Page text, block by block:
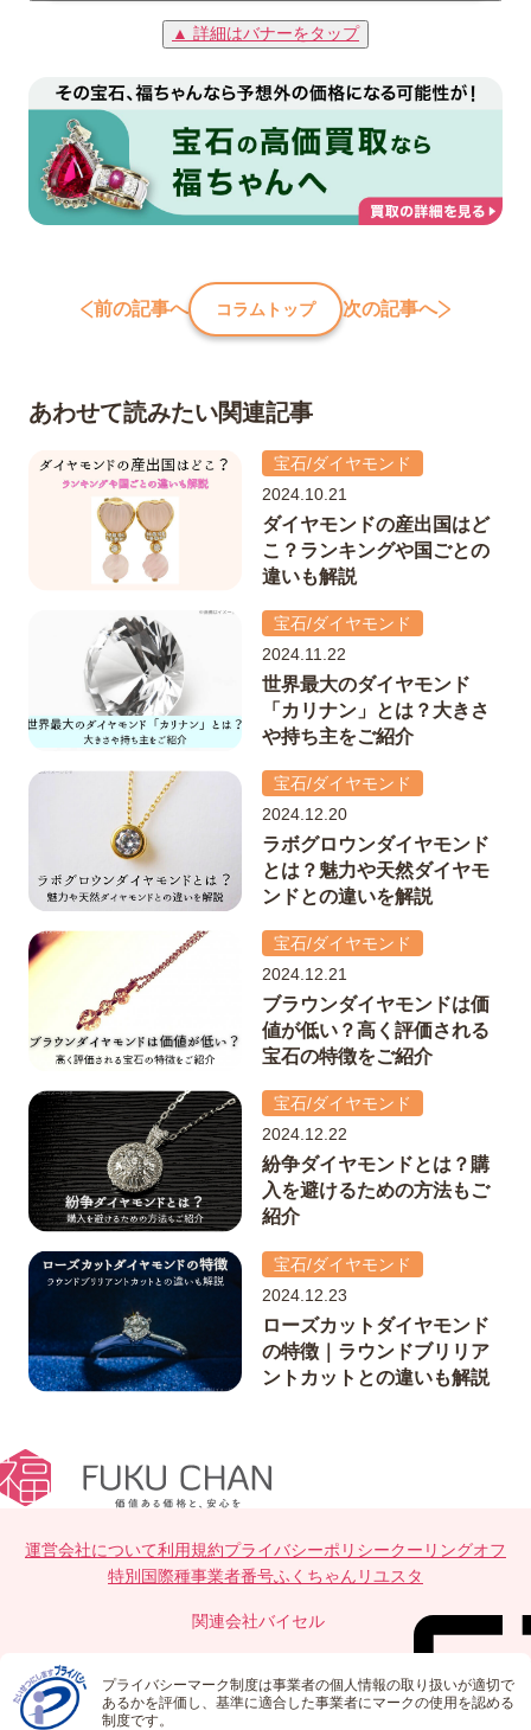
▲ 詳細はバナーをタップ
前の記事へ コラムトップ 次の記事へ
あわせて読みたい関連記事
宝石/ダイヤモンド
2024.10.21
ダイヤモンドの産出国はど
こ？ランキングや国ごとの
違いも解説
宝石/ダイヤモンド
2024.11.22
世界最大のダイヤモンド
「カリナン」とは？大きさ
や持ち主をご紹介
宝石/ダイヤモンド
2024.12.20
ラボグロウンダイヤモンド
とは？魅力や天然ダイヤモ
ンドとの違いを解説
宝石/ダイヤモンド
2024.12.21
ブラウンダイヤモンドは価
値が低い？高く評価される
宝石の特徴をご紹介
宝石/ダイヤモンド
2024.12.22
紛争ダイヤモンドとは？購
入を避けるための方法もご
紹介
宝石/ダイヤモンド
2024.12.23
ローズカットダイヤモンド
の特徴｜ラウンドブリリア
ントカットとの違いも解説
運営会社について利用規約プライバシーポリシークーリングオフ
特別国際種事業者番号ふくちゃんリユスタ
関連会社バイセル
プライバシーマーク制度は事業者の個人情報の取り扱いが適切で
あるかを評価し、基準に適合した事業者にマークの使用を認める
制度です。